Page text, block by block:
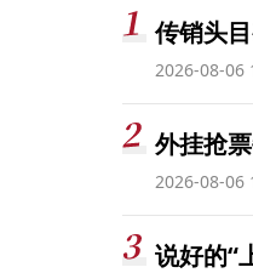
传销头
2026-08-06
外挂抢
2026-08-06
说好的“